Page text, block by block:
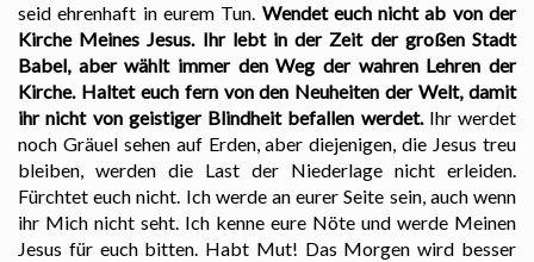
seid ehrenhaft in eurem Tun. Wendet euch nicht ab von der
Kirche Meines Jesus. Ihr lebt in der Zeit der großen Stadt
Babel, aber wählt immer den Weg der wahren Lehren der
Kirche. Haltet euch fern von den Neuheiten der Welt, damit
ihr nicht von geistiger Blindheit befallen werdet.Ihr werdet
noch Gräuel sehen auf Erden, aber diejenigen, die Jesus treu
bleiben, werden die Last der Niederlage nicht erleiden.
Fürchtet euch nicht. Ich werde an eurer Seite sein, auch wenn
ihr Mich nicht seht. Ich kenne eure Nöte und werde Meinen
Jesus für euch bitten. Habt Mut! Das Morgen wird besser